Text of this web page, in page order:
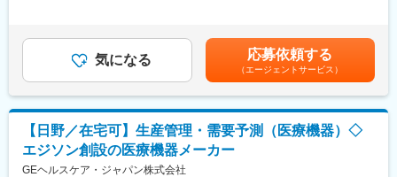
※今後、職務範囲が増える可能性として、
・出荷手配（輸出・国内）と輸出書類確認
国内外の出荷手配を行い、必要な輸出書類の確認・準備を担当。
輸出入業務における法令遵守を確保。
・納期遵守率改善活動
オンタイムデリバリー（OTD）の達成率向上に向けた改善活動を
推進し、サプライチェーン全体のパフォーマンスを強化。
・リーン及び改善の後継者育成
・リーンアカデミー、ハートビートアカデミーの推進及びドライ
・他社の工場見学、他社との学びの交流の企画及び提供
■ポジションの魅力：：
GEヘルスケア・ジャパン日野工場は、世界経済フォーラム
固定手当を含めた表記です。
気になる 応募依頼する
（エージェントサービス）
【日野／在宅可】生産管理・需要予測（医療機器）◇
エジソン創設の医療機器メーカー
GEヘルスケア・ジャパン株式会社